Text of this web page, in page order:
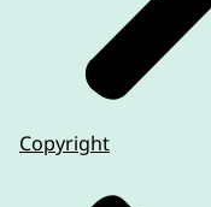
Copyright